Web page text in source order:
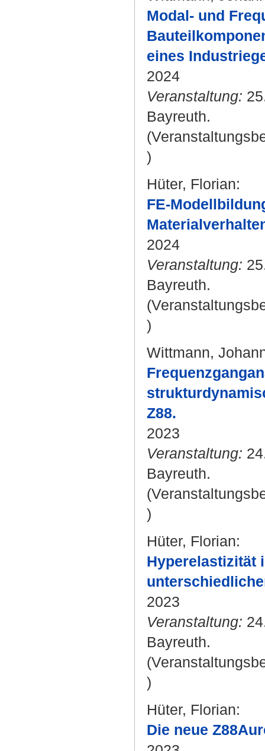
Modal- und
eines
2024
Veranstaltung:
Bayreuth.
)
Hüter, Florian:
FE-
2024
Veranstaltung:
Bayreuth.
)
Wittmann,
Z88.
2023
Veranstaltung:
Bayreuth.
)
Hüter, Florian:
Hyperelastizität
2023
Veranstaltung:
Bayreuth.
)
Hüter, Florian:
Die neue